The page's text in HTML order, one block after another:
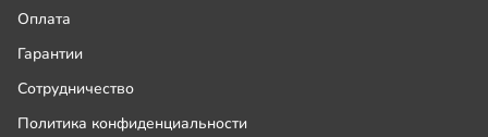
Оплата
Гарантии
Сотрудничество
Политика конфиденциальности